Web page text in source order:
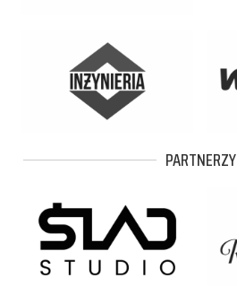
PARTNERZY